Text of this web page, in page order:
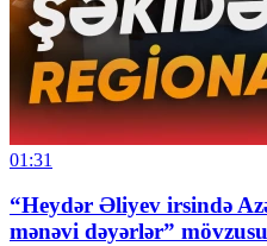
01:31
“Heydər Əliyev irsində
mənəvi dəyərlər”